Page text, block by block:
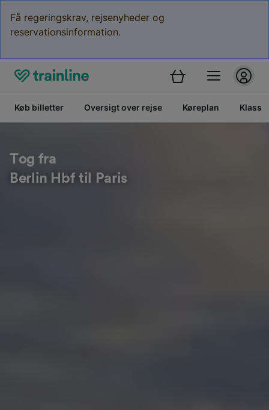
Få regeringskrav, rejsenyheder og
reservationsinformation.
Køb billetter Oversigt over rejse Køreplan
Tog fra
Berlin Hbf til Paris